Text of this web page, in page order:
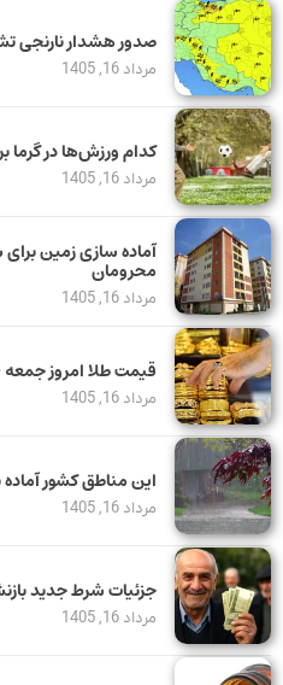
صدور هشدار نارنجی
مرداد 16, 1405
کدام ورزش‌ها در گرما
مرداد 16, 1405
محرومان
مرداد 16, 1405
قیمت طلا امروز جمعه ۱۶ مرداد ۱۴۰۵
مرداد 16, 1405
این مناطق کشور
مرداد 16, 1405
جزئیات شرط جدید
مرداد 16, 1405